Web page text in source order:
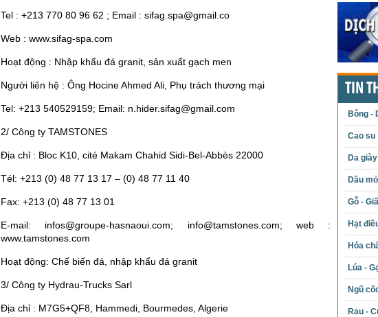
Tel : +213 770 80 96 62 ; Email : sifag.spa@gmail.co
Web : www.sifag-spa.com
Hoạt động : Nhập khẩu đá granit, sản xuất gạch men
Người liên hệ : Ông Hocine Ahmed Ali, Phụ trách thương mại
Tel: +213 540529159; Email: n.hider.sifag@gmail.com
2/ Công ty TAMSTONES
Địa chỉ : Bloc K10, cité Makam Chahid Sidi-Bel-Abbès 22000
Tél: +213 (0) 48 77 13 17 – (0) 48 77 11 40
Fax: +213 (0) 48 77 13 01
E-mail: infos@groupe-hasnaoui.com; info@tamstones.com; web :
www.tamstones.com
Hoạt động: Chế biến đá, nhập khẩu đá granit
3/ Công ty Hydrau-Trucks Sarl
Địa chỉ : M7G5+QF8, Hammedi, Bourmedes, Algerie
TIN
Bông -
Cao su
Da giày
Dầu
Gỗ -
Hạt
Hóa
Lúa -
Ngũ
Rau -